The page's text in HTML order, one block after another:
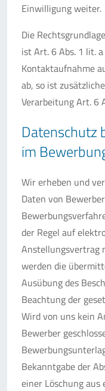
Einwilligung weiter.
Die
ist Art. 6 Abs. 1 lit.
Kontaktaufnahme
ab, so ist
Verarbeitung Art. 6
Datenschutz
im
Wir erheben und
Daten von
der Regel auf
Anstellungsvertrag
werden die
Ausübung des
Beachtung der
Wird von uns kein
Bewerber
Bekanntgabe der
einer Löschung